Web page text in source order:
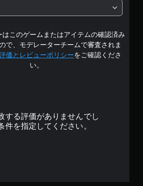
の
4
.
このゲームまたはアイテムの確認済み
で、モデレーターチームで審査されま
価とレビューポリシーをご確認くださ
い。
する評価がありませんでし
件を指定してください。